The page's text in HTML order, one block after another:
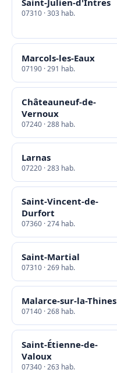
Saint-Julien-d'Intres
07310 · 303 hab.
Marcols-les-Eaux
07190 · 291 hab.
Châteauneuf-de-
Vernoux
07240 · 288 hab.
Larnas
07220 · 283 hab.
Saint-Vincent-de-
Durfort
07360 · 274 hab.
Saint-Martial
07310 · 269 hab.
Malarce-sur-la-Thines
07140 · 268 hab.
Saint-Étienne-de-
Valoux
07340 · 263 hab.